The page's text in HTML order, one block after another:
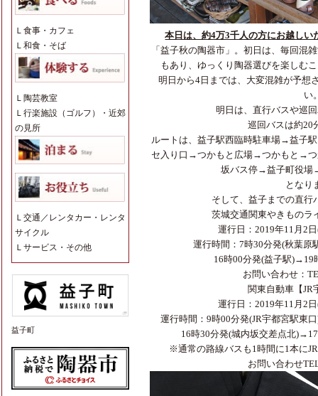
Ｌ 食事・カフェ
Ｌ 和食・そば
Ｌ 陶芸教室
Ｌ 行楽施設（ゴルフ）・近郊
の見所
Ｌ 交通／レンタカー・レンタ
サイクル
Ｌ サービス・その他
益子町
本日は、約4万3千人の方にお越し
「益子秋の陶器市」。初日は、毎回混
もあり、ゆっくり陶器選びを楽しむ
明日から4日までは、大変混雑が予想
い
明日は、直行バスや巡
巡回バスは約20
ルートは、益子駅西臨時駐車場→益
セ入り口→つかもと広場→つかもと→
坂バス停→益子町役場
となり
そして、益子までの直行
茨城交通関東やきもの
運行日：2019年11月2
運行時間：7時30分発(秋葉
16時00分発(益子駅)→19
お問い合わせ：
関東自動車【
運行日：2019年11月2
運行時間：9時00分発(JR宇都宮駅東
16時30分発(城内坂交差点北
※通常の路線バスも1時間に1本に
お問い合わせ